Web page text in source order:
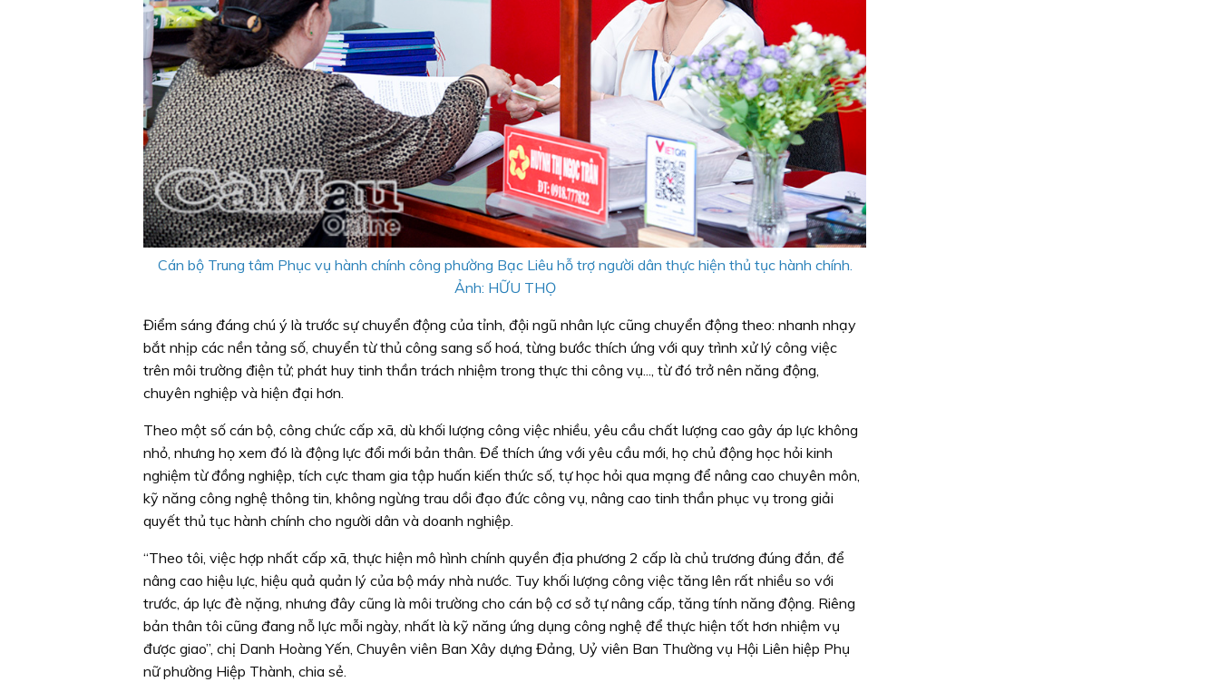
Cán bộ Trung tâm Phục vụ hành chính công phường Bạc Liêu hỗ trợ người dân thực hiện thủ tục hành chính.
Ảnh: HỮU THỌ
Điểm sáng đáng chú ý là trước sự chuyển động của tỉnh, đội ngũ nhân lực cũng chuyển động theo: nhanh nhạy
bắt nhịp các nền tảng số, chuyển từ thủ công sang số hoá, từng bước thích ứng với quy trình xử lý công việc
trên môi trường điện tử; phát huy tinh thần trách nhiệm trong thực thi công vụ..., từ đó trở nên năng động,
chuyên nghiệp và hiện đại hơn.
Theo một số cán bộ, công chức cấp xã, dù khối lượng công việc nhiều, yêu cầu chất lượng cao gây áp lực không
nhỏ, nhưng họ xem đó là động lực đổi mới bản thân. Để thích ứng với yêu cầu mới, họ chủ động học hỏi kinh
nghiệm từ đồng nghiệp, tích cực tham gia tập huấn kiến thức số, tự học hỏi qua mạng để nâng cao chuyên môn,
kỹ năng công nghệ thông tin, không ngừng trau dồi đạo đức công vụ, nâng cao tinh thần phục vụ trong giải
quyết thủ tục hành chính cho người dân và doanh nghiệp.
“Theo tôi, việc hợp nhất cấp xã, thực hiện mô hình chính quyền địa phương 2 cấp là chủ trương đúng đắn, để
nâng cao hiệu lực, hiệu quả quản lý của bộ máy nhà nước. Tuy khối lượng công việc tăng lên rất nhiều so với
trước, áp lực đè nặng, nhưng đây cũng là môi trường cho cán bộ cơ sở tự nâng cấp, tăng tính năng động. Riêng
bản thân tôi cũng đang nỗ lực mỗi ngày, nhất là kỹ năng ứng dụng công nghệ để thực hiện tốt hơn nhiệm vụ
được giao”, chị Danh Hoàng Yến, Chuyên viên Ban Xây dựng Đảng, Uỷ viên Ban Thường vụ Hội Liên hiệp Phụ
nữ phường Hiệp Thành, chia sẻ.